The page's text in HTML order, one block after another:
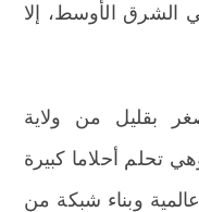
الشرق الأوسط، إلا
بقليل من ولاية
تحلم أحلاما كبيرة
وبناء شبكة من